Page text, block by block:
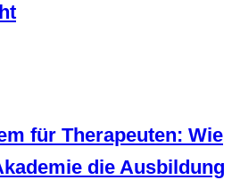
für Therapeuten: Wie
die Ausbildung